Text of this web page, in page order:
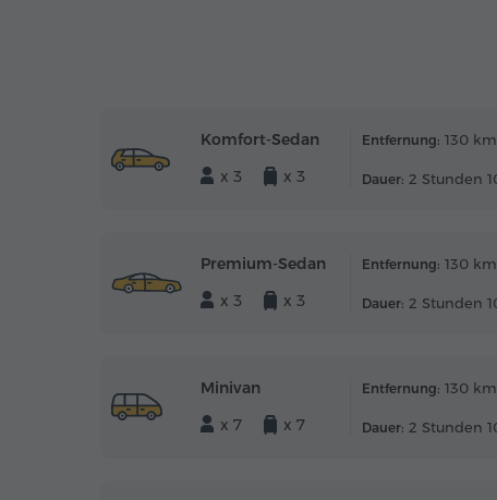
Komfort-Sedan
x 3
x 3
Entfernung: 130 km
Dauer: 2 Stunden
Premium-Sedan
x 3
x 3
Entfernung: 130 km
Dauer: 2 Stunden
Minivan
x 7
x 7
Entfernung: 130 km
Dauer: 2 Stunden